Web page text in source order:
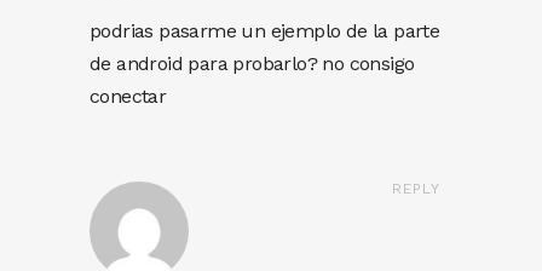
podrias pasarme un ejemplo de la parte
de android para probarlo? no consigo
conectar
REPLY